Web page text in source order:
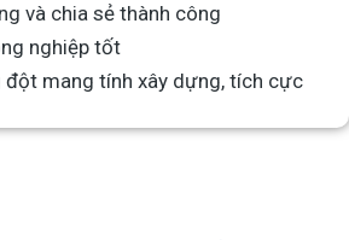
và chia sẻ thành công
nghiệp tốt
đột mang tính xây dựng, tích cực